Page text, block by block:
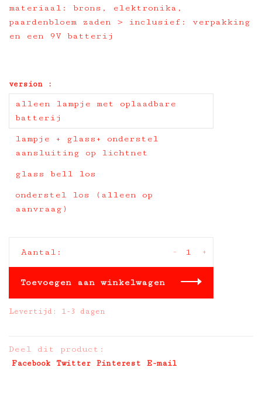
materiaal: brons, elektronika,
paardenbloem zaden > inclusief: verpakking
en een 9V batterij
version :
alleen lampje met oplaadbare
batterij
lampje + glass+ onderstel
aansluiting op lichtnet
glass bell los
onderstel los (alleen op
aanvraag)
Aantal: +
-
Toevoegen aan winkelwagen
Levertijd: 1-3 dagen
Deel dit product:
Facebook Twitter Pinterest E-mail